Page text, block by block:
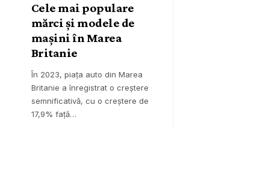
Cele mai populare
mărci și modele de
mașini în Marea
Britanie
În 2023, piața auto din Marea
Britanie a înregistrat o creștere
semnificativă, cu o creștere de
17,9% față…